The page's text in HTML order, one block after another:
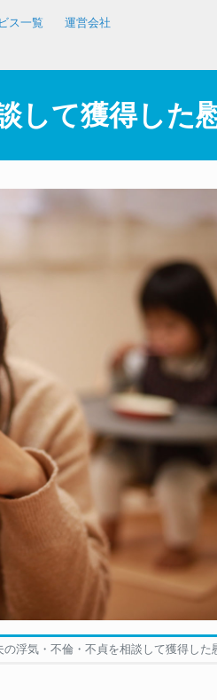
ス一覧 運営会社
して獲得した
の浮気・不倫・不貞を相談して獲得した